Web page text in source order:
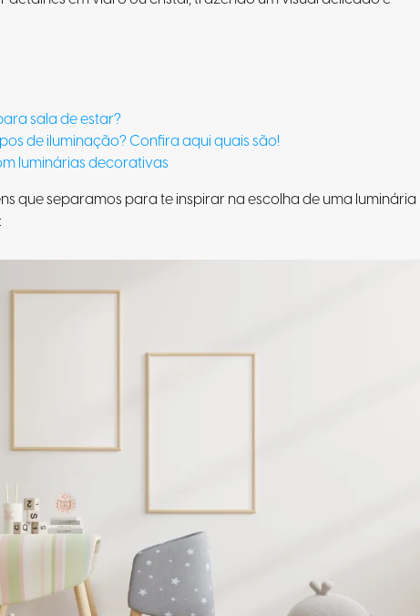
sala de estar?
de iluminação? Confira aqui quais são!
luminárias decorativas
que separamos para te inspirar na escolha de uma luminária